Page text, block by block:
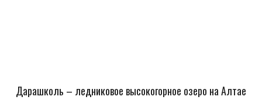
Дарашколь – ледниковое высокогорное озеро на Алтае